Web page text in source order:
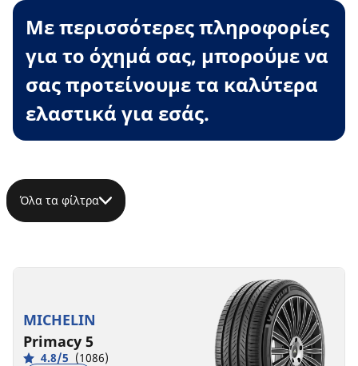
Με περισσότερες πληροφορίες
για το όχημά σας, μπορούμε να
σας προτείνουμε τα καλύτερα
ελαστικά για εσάς.
Όλα τα φίλτρα
MICHELIN
Primacy 5
4.8/5 (1086)